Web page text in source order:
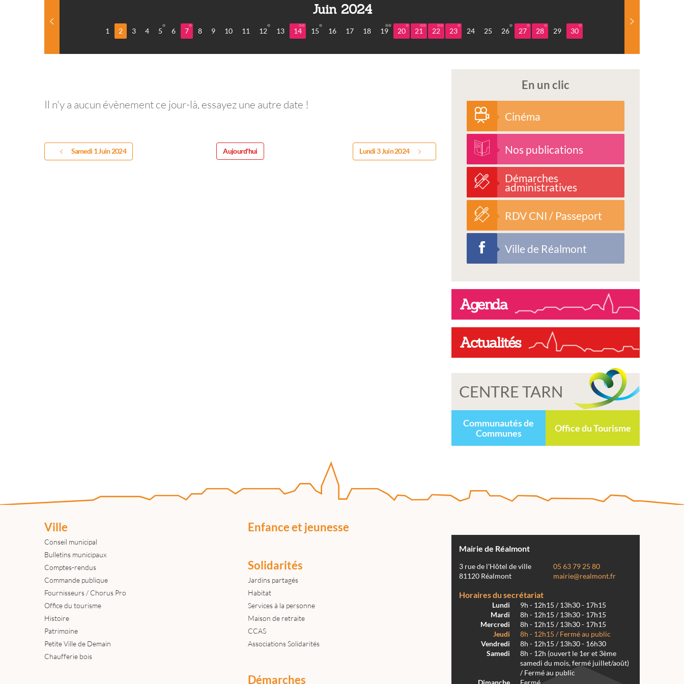
Juin 2024
1 2 3 4 5 6 7 8 9 10 11 12 13 14 15 16 17 18 19 20 21 22 23 24 25 26 27 28 29 30
Il n'y a aucun évènement ce jour-là, essayez une autre date !
Samedi 1 Juin 2024 Aujourd'hui Lundi 3 Juin 2024
En un clic
Cinéma
Nos publications
Démarches
administratives
RDV CNI / Passeport
Ville de Réalmont
Agenda
Actualités
CENTRE TARN
Communautés de
Communes
Office du Tourisme
Ville
Conseil municipal
Bulletins municipaux
Comptes-rendus
Commande publique
Fournisseurs / Chorus Pro
Office du tourisme
Histoire
Patrimoine
Petite Ville de Demain
Chaufferie bois
Enfance et jeunesse
Solidarités
Jardins partagés
Habitat
Services à la personne
Maison de retraite
CCAS
Associations Solidarités
Démarches
Mairie de Réalmont
3 rue de l'Hôtel de ville
81120 Réalmont
05 63 79 25 80
mairie@realmont.fr
Horaires du secrétariat
Lundi
9h - 12h15 / 13h30 - 17h15
Mardi
8h - 12h15 / 13h30 - 17h15
Mercredi
8h - 12h15 / 13h30 - 17h15
Jeudi
8h - 12h15 / Fermé au public
Vendredi
8h - 12h15 / 13h30 - 16h30
Samedi
8h - 12h (ouvert le 1er et 3ème
samedi du mois, fermé juillet/août)
/ Fermé au public
Dimanche
Fermé